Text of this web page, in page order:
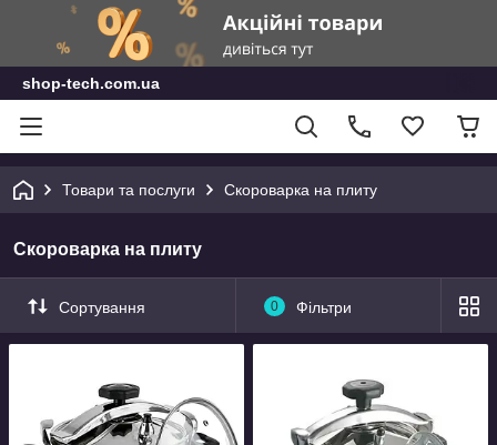
shop-tech.com.ua
Товари та послуги Скороварка на плиту
Скороварка на плиту
Сортування 0 Фільтри